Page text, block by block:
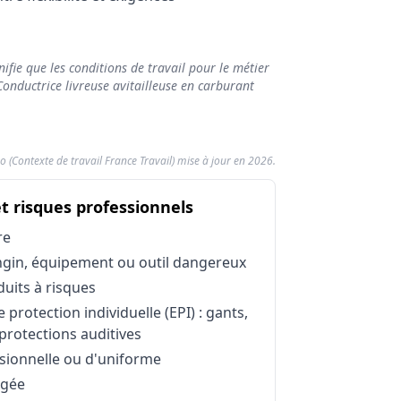
en carburant
Note de confort
carburant
en carburant
que les conditions de travail pour le métier
livreuse avitailleuse en carburant
(Contexte de travail France Travail) mise à jour en 2026.
avitailleuse en carburant (Données 2026)
chaussures, casque, protections auditives
avitailleuse en carburant
risques professionnelsdu métier Conducteur
équipement ou outil dangereux
à risques
protection individuelle (EPI) : gants,
auditives
ou d'uniforme